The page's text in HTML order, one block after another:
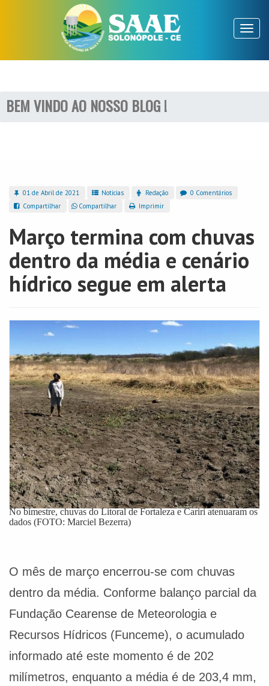
BEM VINDO AO NOSSO BLOG !
01 de Abril de 2021 Notícias Redação
0 Comentários
Compartilhar
Compartilhar Imprimir
Março termina com chuvas
dentro da média e cenário
hídrico segue em alerta
No bimestre, chuvas do Litoral de Fortaleza e Cariri atenuaram os
dados (FOTO: Marciel Bezerra)
O mês de março encerrou-se com chuvas
dentro da média. Conforme balanço parcial da
Fundação Cearense de Meteorologia e
Recursos Hídricos (Funceme), o acumulado
informado até este momento é de 202
milímetros, enquanto a média é de 203,4 mm,